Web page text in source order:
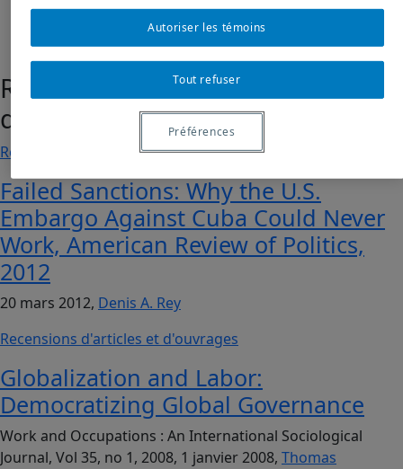
Recensions d'articles et
d'ouvrages
Recensions d'articles et d'ouvrages
Failed Sanctions: Why the U.S.
Embargo Against Cuba Could Never
Work, American Review of Politics,
2012
20 mars 2012, Denis A. Rey
Recensions d'articles et d'ouvrages
Globalization and Labor:
Democratizing Global Governance
Work and Occupations : An International Sociological
Journal, Vol 35, no 1, 2008, 1 janvier 2008, Thomas
Tout refuser
Autoriser les témoins
Préférences